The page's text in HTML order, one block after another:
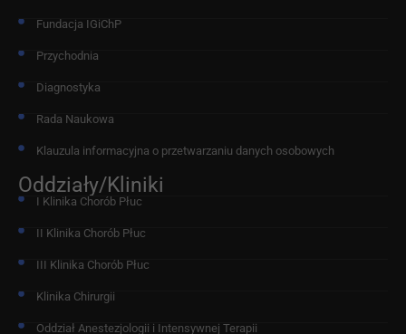
Fundacja IGiChP
Przychodnia
Diagnostyka
Rada Naukowa
Klauzula informacyjna o przetwarzaniu danych osobowych
Oddziały/Kliniki
I Klinika Chorób Płuc
II Klinika Chorób Płuc
III Klinika Chorób Płuc
Klinika Chirurgii
Oddział Anestezjologii i Intensywnej Terapii